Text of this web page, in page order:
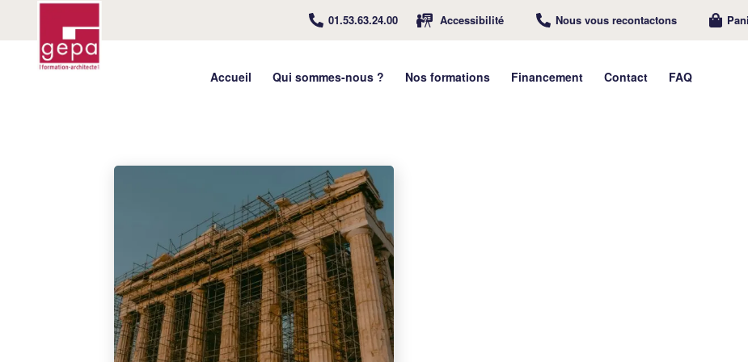
01.53.63.24.00 Accessibilité Nous vous recontactons
Accueil Qui sommes-nous ? Nos formations Financement Contact FAQ